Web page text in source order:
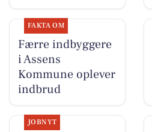
FAKTA OM
Færre indbyggere
i Assens
Kommune oplever
indbrud
JOBNYT